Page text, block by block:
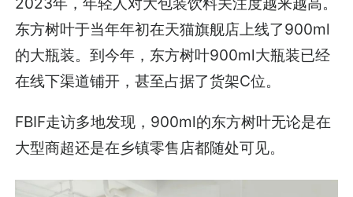
东方树叶于当年年初在天猫旗舰店上线了900ml
的大瓶装。到今年，东方树叶900ml大瓶装已经
在线下渠道铺开，甚至占据了货架C位。
FBIF走访多地发现，900ml的东方树叶无论是在
大型商超还是在乡镇零售店都随处可见。